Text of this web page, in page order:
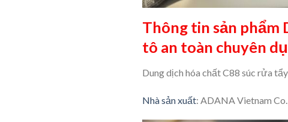
Thông tin sản phẩm
tô an toàn chuyên
Dung dịch hóa chất C88 súc rửa
Nhà sản xuất: ADANA Vietnam